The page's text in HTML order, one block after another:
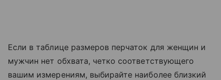
Если в таблице размеров перчаток для женщин и
мужчин нет обхвата, четко соответствующего
вашим измерениям, выбирайте наиболее близкий